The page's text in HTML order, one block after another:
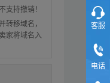
支持撤销！
转移域名，
家将域名入
客服
电话